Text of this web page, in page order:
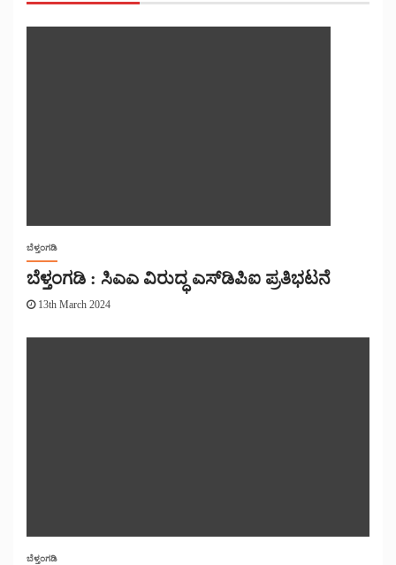
ಬೆಳ್ತಂಗಡಿ
ಬೆಳ್ತಂಗಡಿ : ಸಿಎಎ ವಿರುದ್ಧ ಎಸ್‌ಡಿಪಿಐ ಪ್ರತಿಭಟನೆ
13th March 2024
ಬೆಳ್ತಂಗಡಿ